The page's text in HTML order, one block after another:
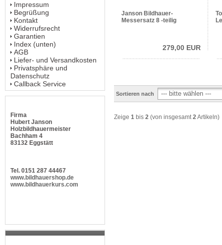
Janson Bildhauer-
Messersatz 8 -teilig
279,00 EUR
Sortieren nach
Zeige 1 bis 2 (von insgesamt 2 Artikeln)
Impressum
Begrüßung
Kontakt
Widerrufsrecht
Garantien
Index (unten)
AGB
Liefer- und Versandkosten
Privatsphäre und
Datenschutz
Callback Service
Firma
Hubert Janson
Holzbildhauermeister
Bachham 4
83132 Eggstätt
Tel. 0151 287 44467
www.bildhauershop.de
www.bildhauerkurs.com